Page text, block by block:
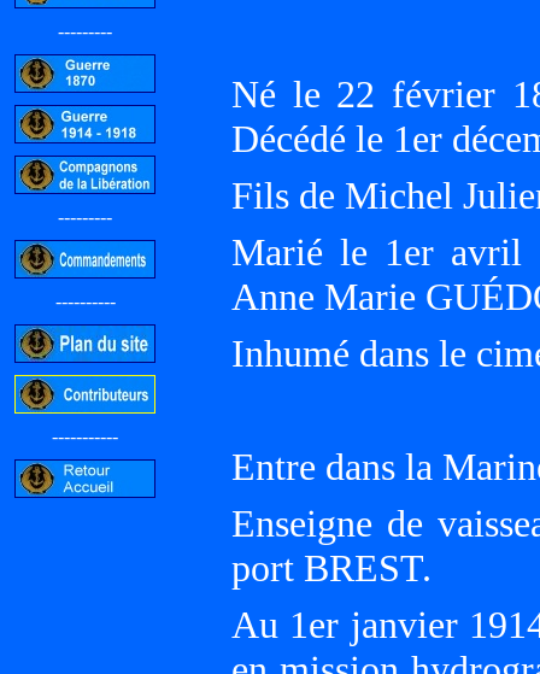
---------
---------
----------
-----------
Né le 22 février
Décédé le 1er
Fils de Michel
Marié le 1er avril
Anne Marie
Inhumé dans le
Entre dans la
Enseigne de
port BREST.
Au 1er janvier